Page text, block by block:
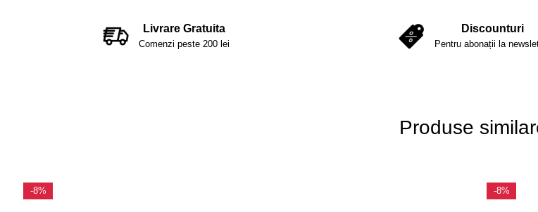
Livrare Gratuita
Comenzi peste 200 lei
Discounturi
Pentru abonații la
Produse
-8% -8%